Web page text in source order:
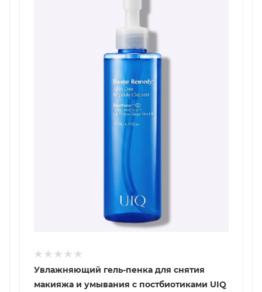
Увлажняющий гель-пенка для снятия
макияжа и умывания с постбиотиками UIQ